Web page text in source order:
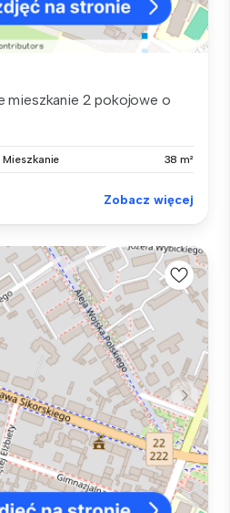
mieszkanie 2 pokojowe o
Mieszkanie 38 m²
Zobacz więcej